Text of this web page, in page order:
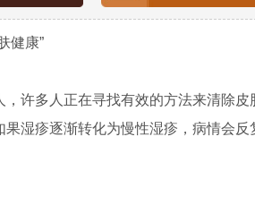
健康”
多人正在寻找有效的方法来清除皮
湿疹逐渐转化为慢性湿疹，病情会反